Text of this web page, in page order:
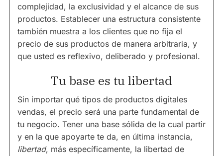
complejidad, la exclusividad y el alcance de sus
productos. Establecer una estructura consistente
también muestra a los clientes que no fija el
precio de sus productos de manera arbitraria, y
que usted es reflexivo, deliberado y profesional.
Tu base es tu libertad
Sin importar qué tipos de productos digitales
vendas, el precio será una parte fundamental de
tu negocio. Tener una base sólida de la cual partir
y en la que apoyarte te da, en última instancia,
libertad, más específicamente, la libertad de